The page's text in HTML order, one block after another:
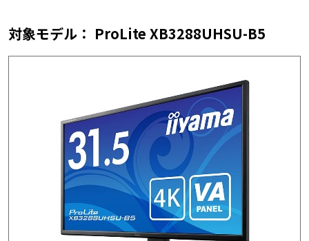
対象モデル： ProLite XB3288UHSU-B5